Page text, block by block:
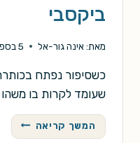
ביקסבי
מאת: אינה גור-אל 5 בספטמבר 2020
כשסיפור נפתח
שעומד לקרות בו
המשך קריאה החיים
כל